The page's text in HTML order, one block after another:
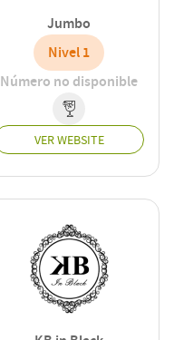
Jumbo
Nivel 1
Número no disponible
VER WEBSITE